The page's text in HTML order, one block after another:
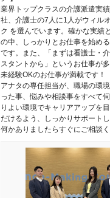
業界トップクラスの介護派遣実
社、介護士の7人に1人がウィル
ク を選んでいます。確かな実績
の中、しっかりとお仕事を始め
です。また、「まずは看護士・
スタントから」というお仕事が
未経験OKのお仕事が満載です！
アナタの専任担当が、職場の環
った事、悩みや相談事をすべて
りよい環境でキャリアアップを
だけるよう、しっかりサポートし
何かありましたらすぐにご相談く